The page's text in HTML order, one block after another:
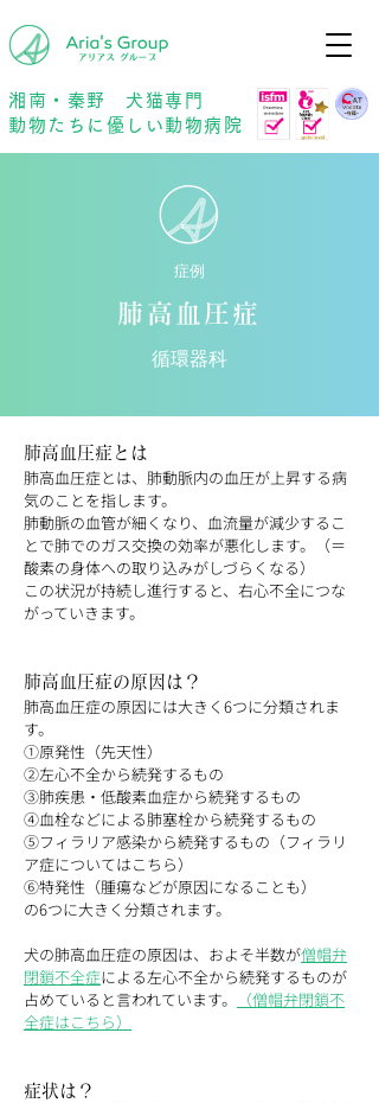
湘南・秦野 犬猫専門
動物たちに優しい動物病院
症例
肺高血圧症
循環器科
肺高血圧症とは
肺高血圧症とは、肺動脈内の血圧が上昇する病
気のことを指します。
肺動脈の血管が細くなり、血流量が減少するこ
とで肺でのガス交換の効率が悪化します。（＝
酸素の身体への取り込みがしづらくなる）
この状況が持続し進行すると、右心不全につな
がっていきます。
肺高血圧症の原因は？
肺高血圧症の原因には大きく6つに分類されま
す。
①原発性（先天性）
②左心不全から続発するもの
③肺疾患・低酸素血症から続発するもの
④血栓などによる肺塞栓から続発するもの
⑤フィラリア感染から続発するもの（フィラリ
ア症についてはこちら）
⑥特発性（腫瘍などが原因になることも）
の6つに大きく分類されます。
犬の肺高血圧症の原因は、およそ半数が僧帽弁
閉鎖不全症による左心不全から続発するものが
占めていると言われています。
（僧帽弁閉鎖不
全症はこちら）
症状は？